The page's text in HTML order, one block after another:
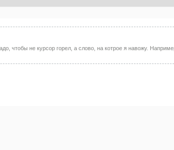
чтобы не курсор горел, а слово, на котрое я навожу.